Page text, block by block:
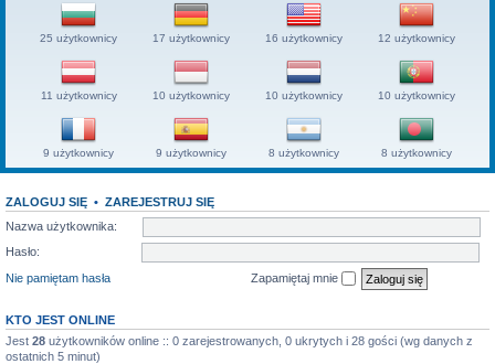
25 użytkownicy 17 użytkownicy 16 użytkownicy 12 użytkownicy
11 użytkownicy 10 użytkownicy 10 użytkownicy 10 użytkownicy
9 użytkownicy 9 użytkownicy 8 użytkownicy 8 użytkownicy
ZALOGUJ SIĘ • ZAREJESTRUJ SIĘ
Nazwa użytkownika:
Hasło:
Nie pamiętam hasła
Zapamiętaj mnie
KTO JEST ONLINE
Jest 28 użytkowników online :: 0 zarejestrowanych, 0 ukrytych i 28 gości (wg danych z
ostatnich 5 minut)